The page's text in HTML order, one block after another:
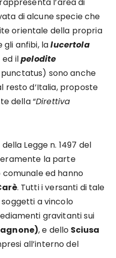
di alcune specie che
orientale della propria
gli anfibi, lalucertola
ed ilpelodite
sono anche
resto d’Italia, proposte
della “Direttiva
Legge n. 1497 del
la parte
ed hanno
. Tutti i versanti di tale
a vincolo
gravitanti sui
, e dello Sciusa
all’interno del